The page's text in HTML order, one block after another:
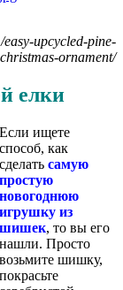
upcycled-pine-
ornament/
елки
Если ищете
способ, как
сделать самую
простую
новогоднюю
игрушку из
шишек, то вы его
нашли. Просто
возьмите шишку,
покрасьте